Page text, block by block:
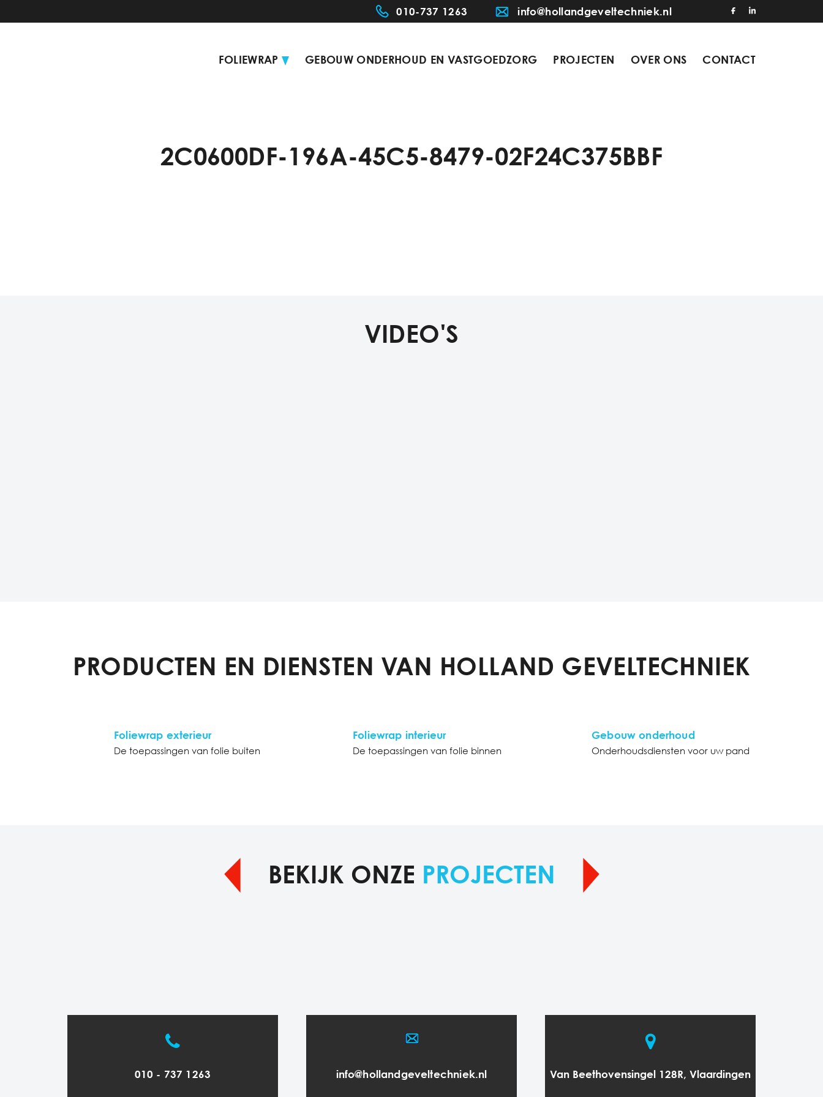
010-737 1263 info@hollandgeveltechniek.nl
FOLIEWRAP GEBOUW ONDERHOUD EN VASTGOEDZORG PROJECTEN OVER ONS CONTACT
2C0600DF-196A-45C5-8479-02F24C375BBF
VIDEO'S
PRODUCTEN EN DIENSTEN VAN HOLLAND GEVELTECHNIEK
Foliewrap exterieur
De toepassingen van folie buiten
Foliewrap interieur
De toepassingen van folie binnen
Gebouw onderhoud
Onderhoudsdiensten voor uw pand
BEKIJK ONZE PROJECTEN
010 - 737 1263 info@hollandgeveltechniek.nl Van Beethovensingel 128R, Vlaardingen